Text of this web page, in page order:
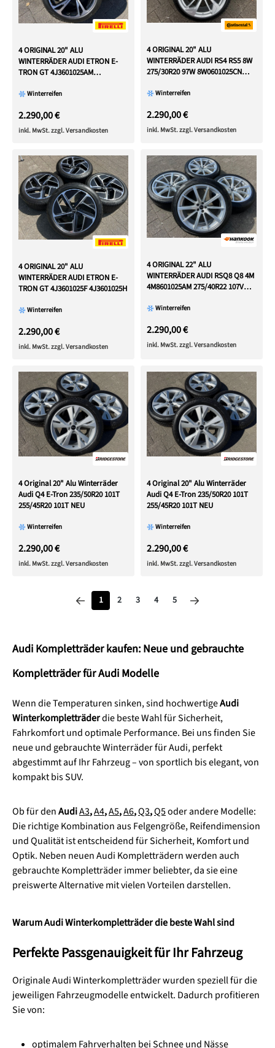
4 ORIGINAL 20" ALU
WINTERRÄDER AUDI ETRON E-
TRON GT 4J3601025AM
Winterreifen
2.290,00 €
inkl. MwSt. zzgl. Versandkosten
4 ORIGINAL 20" ALU
WINTERRÄDER AUDI RS4 RS5 8W
275/30R20 97W 8W0601025CN
Winterreifen
2.290,00 €
inkl. MwSt. zzgl. Versandkosten
4 ORIGINAL 20" ALU
WINTERRÄDER AUDI ETRON E-
TRON GT 4J3601025F 4J3601025H
Winterreifen
2.290,00 €
inkl. MwSt. zzgl. Versandkosten
4 ORIGINAL 22" ALU
WINTERRÄDER AUDI RSQ8 Q8 4M
4M8601025AM 275/40R22 107V
Winterreifen
2.290,00 €
inkl. MwSt. zzgl. Versandkosten
4 Original 20" Alu Winterräder
Audi Q4 E-Tron 235/50R20 101T
255/45R20 101T NEU
Winterreifen
2.290,00 €
inkl. MwSt. zzgl. Versandkosten
4 Original 20" Alu Winterräder
Audi Q4 E-Tron 235/50R20 101T
255/45R20 101T NEU
Winterreifen
2.290,00 €
inkl. MwSt. zzgl. Versandkosten
Seite
1 Seite
2 Seite
3 Seite
4 Seite
5
Audi Kompletträder kaufen: Neue und gebrauchte
Kompletträder für Audi Modelle
Wenn die Temperaturen sinken, sind hochwertigeAudi
Winterkompletträderdie beste Wahl für Sicherheit,
Fahrkomfort und optimale Performance. Bei uns finden Sie
neue und gebrauchte Winterräder für Audi, perfekt
abgestimmt auf Ihr Fahrzeug – von sportlich bis elegant, von
kompakt bis SUV.
Ob für denAudiA3,A4,A5,A6,Q3,Q5oder andere Modelle:
Die richtige Kombination aus Felgengröße, Reifendimension
und Qualität ist entscheidend für Sicherheit, Komfort und
Optik. Neben neuen Audi Kompletträdern werden auch
gebrauchte Kompletträder immer beliebter, da sie eine
preiswerte Alternative mit vielen Vorteilen darstellen.
Warum Audi Winterkompletträder die beste Wahl sind
Perfekte Passgenauigkeit für Ihr Fahrzeug
Originale Audi Winterkompletträder wurden speziell für die
jeweiligen Fahrzeugmodelle entwickelt. Dadurch profitieren
Sie von:
optimalem Fahrverhalten bei Schnee und Nässe